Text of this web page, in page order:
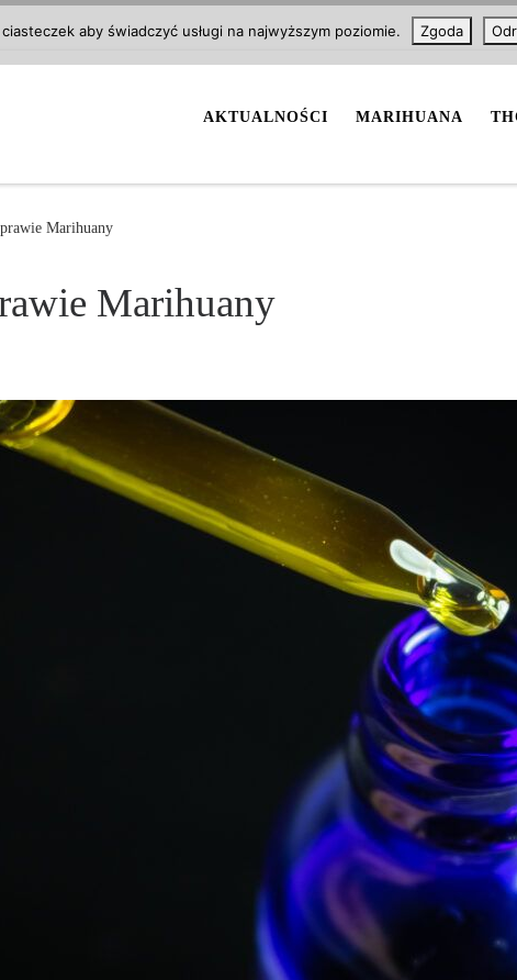
AKTUALNOŚCI MARIHUANA
Marihuany
Marihuany
aby świadczyć usługi na najwyższym poziomie. Zgoda